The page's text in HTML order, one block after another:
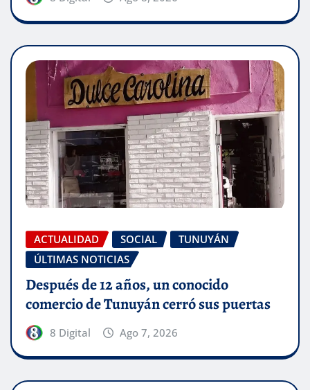
ACTUALIDAD SOCIAL
TUNUYÁN
ÚLTIMAS NOTICIAS
Después de 12 años, un conocido
comercio de Tunuyán cerró sus puertas
8 Digital Ago 7, 2026